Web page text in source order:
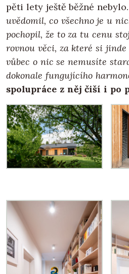
pěti lety ještě běžné nebylo.
uvědomil, co všechno je u
pochopil, že to za tu cenu
rovnou věci, za které si
vůbec o nic se nemusíte
dokonale fungujícího
spolupráce z něj čiší i po